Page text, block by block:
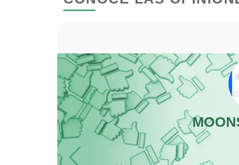
Carnicerías
Cerrajerías
Clínicas de Rehabilitación
Cocinas Integrales